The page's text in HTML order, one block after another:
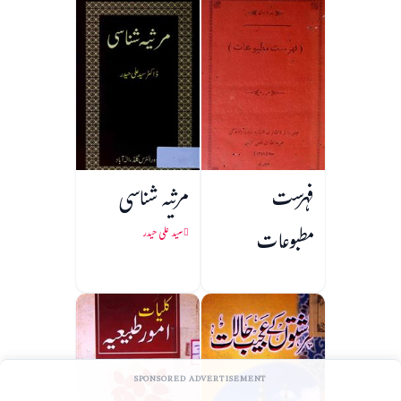
فہرست
مطبوعات
مرثیہ شناسی
سید علی حیدر
SPONSORED ADVERTISEMENT